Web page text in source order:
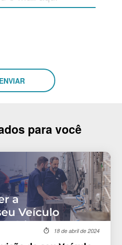
para você
18 de abril de 2024